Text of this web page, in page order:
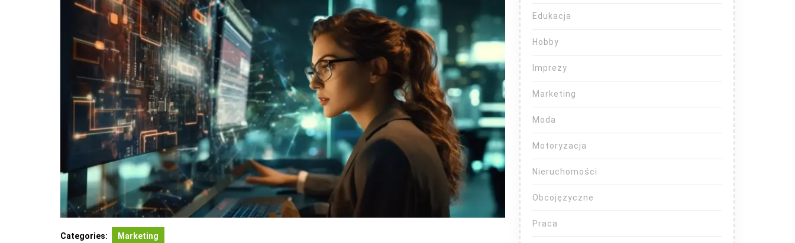
Categories: Marketing
Edukacja
Hobby
Imprezy
Marketing
Moda
Motoryzacja
Nieruchomości
Obcojęzyczne
Praca